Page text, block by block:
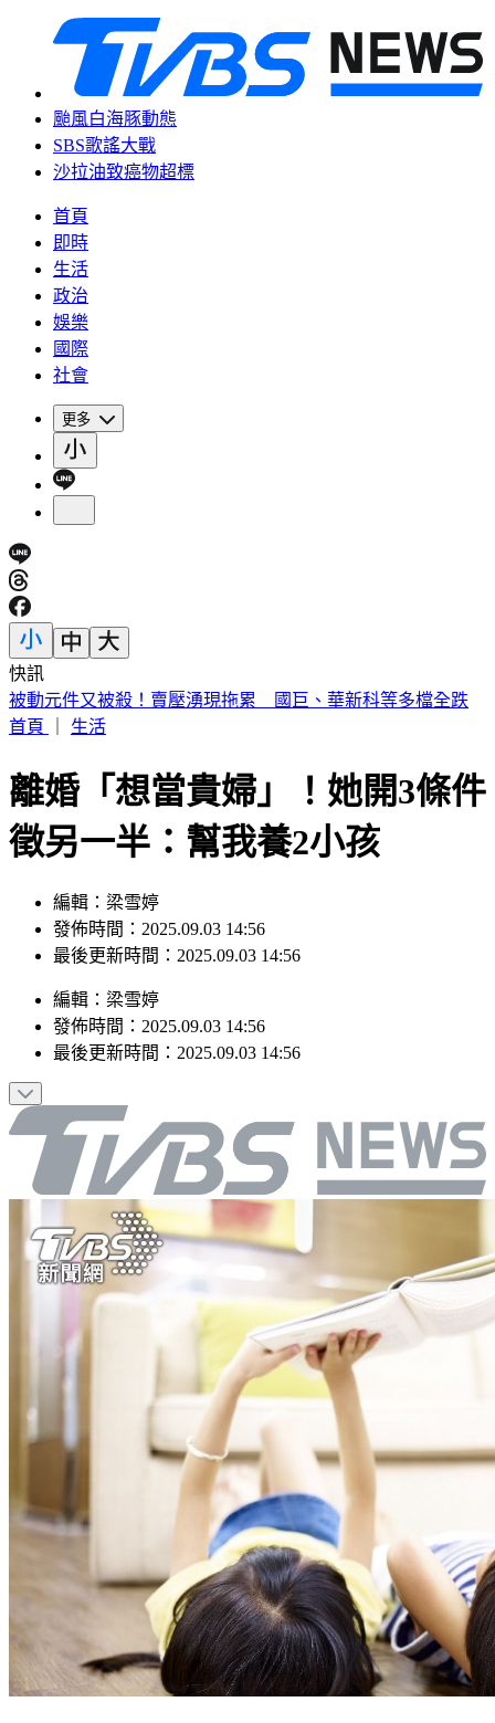
颱風白海豚動態
SBS歌謠大戰
沙拉油致癌物超標
首頁
即時
生活
政治
娛樂
國際
社會
更多
快訊
週五颱風假？白海豚颱風恐削北部陸地 暴風侵襲率又變了
首頁
生活
離婚「想當貴婦」！她開3條件
徵另一半：幫我養2小孩
編輯：梁雪婷
發佈時間：2025.09.03 14:56
最後更新時間：2025.09.03 14:56
編輯 ： 梁雪婷
發佈時間： 2025.09.03 14:56
最後更新時間： 2025.09.03 14:56